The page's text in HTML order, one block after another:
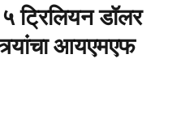
ट्रिलियन डॉलर
आयएमएफ